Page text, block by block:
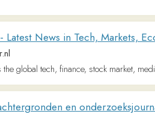
en onderzoeksjournalistiek
onderzoeksjournalistiek over onderwerpen
België en het buitenland, economie en geld,